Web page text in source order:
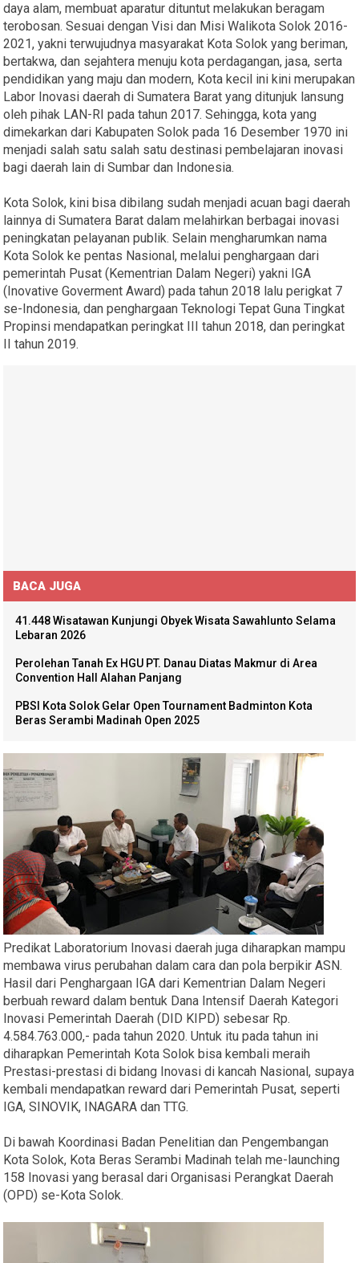
daya alam, membuat aparatur dituntut melakukan beragam
terobosan. Sesuai dengan Visi dan Misi Walikota Solok 2016-
2021, yakni terwujudnya masyarakat Kota Solok yang beriman,
bertakwa, dan sejahtera menuju kota perdagangan, jasa, serta
pendidikan yang maju dan modern, Kota kecil ini kini merupakan
Labor Inovasi daerah di Sumatera Barat yang ditunjuk lansung
oleh pihak LAN-RI pada tahun 2017. Sehingga, kota yang
dimekarkan dari Kabupaten Solok pada 16 Desember 1970 ini
menjadi salah satu salah satu destinasi pembelajaran inovasi
bagi daerah lain di Sumbar dan Indonesia.
Kota Solok, kini bisa dibilang sudah menjadi acuan bagi daerah
lainnya di Sumatera Barat dalam melahirkan berbagai inovasi
peningkatan pelayanan publik. Selain mengharumkan nama
Kota Solok ke pentas Nasional, melalui penghargaan dari
pemerintah Pusat (Kementrian Dalam Negeri) yakni IGA
(Inovative Goverment Award) pada tahun 2018 lalu perigkat 7
se-Indonesia, dan penghargaan Teknologi Tepat Guna Tingkat
Propinsi mendapatkan peringkat III tahun 2018, dan peringkat
II tahun 2019.
BACA JUGA
41.448 Wisatawan Kunjungi Obyek Wisata Sawahlunto Selama
Lebaran 2026
Perolehan Tanah Ex HGU PT. Danau Diatas Makmur di Area
Convention Hall Alahan Panjang
PBSI Kota Solok Gelar Open Tournament Badminton Kota
Beras Serambi Madinah Open 2025
Predikat Laboratorium Inovasi daerah juga diharapkan mampu
membawa virus perubahan dalam cara dan pola berpikir ASN.
Hasil dari Penghargaan IGA dari Kementrian Dalam Negeri
berbuah reward dalam bentuk Dana Intensif Daerah Kategori
Inovasi Pemerintah Daerah (DID KIPD) sebesar Rp.
4.584.763.000,- pada tahun 2020. Untuk itu pada tahun ini
diharapkan Pemerintah Kota Solok bisa kembali meraih
Prestasi-prestasi di bidang Inovasi di kancah Nasional, supaya
kembali mendapatkan reward dari Pemerintah Pusat, seperti
IGA, SINOVIK, INAGARA dan TTG.
Di bawah Koordinasi Badan Penelitian dan Pengembangan
Kota Solok, Kota Beras Serambi Madinah telah me-launching
158 Inovasi yang berasal dari Organisasi Perangkat Daerah
(OPD) se-Kota Solok.